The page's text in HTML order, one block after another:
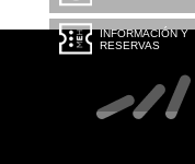
INFORMACIÓN Y
RESERVAS